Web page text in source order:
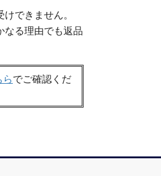
できません。
なる理由でも返品
らでご確認くだ